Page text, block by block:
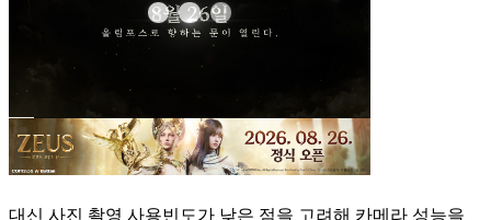
대신 사진 촬영 사용빈도가 낮은 점을 고려해 카메라 성능을